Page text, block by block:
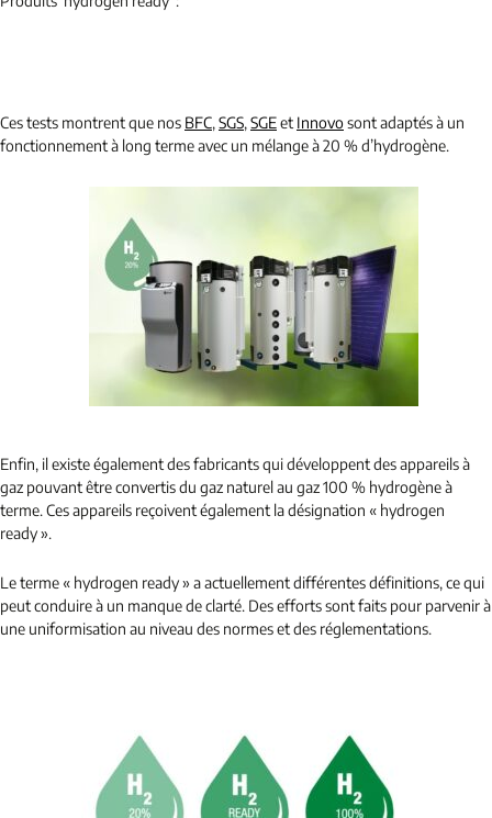
Ces tests montrent que nos BFC, SGS, SGEet Innovosont adaptés à un
fonctionnement à long terme avec un mélange à 20 % d’hydrogène.
Enfin, il existe également des fabricants qui développent des appareils à
gaz pouvant être convertis du gaz naturel au gaz 100 % hydrogène à
terme. Ces appareils reçoivent également la désignation « hydrogen
ready ».
Le terme « hydrogen ready » a actuellement différentes définitions, ce qui
peut conduire à un manque de clarté. Des efforts sont faits pour parvenir à
une uniformisation au niveau des normes et des réglementations.